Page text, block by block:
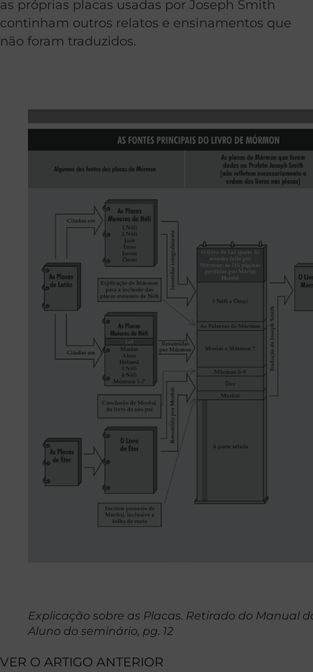
as próprias placas usadas por Joseph Smith
continham outros relatos e ensinamentos que
não foram traduzidos.
Explicação sobre as Placas. Retirado do Manual
Aluno do seminário, pg. 12
VER O ARTIGO ANTERIOR